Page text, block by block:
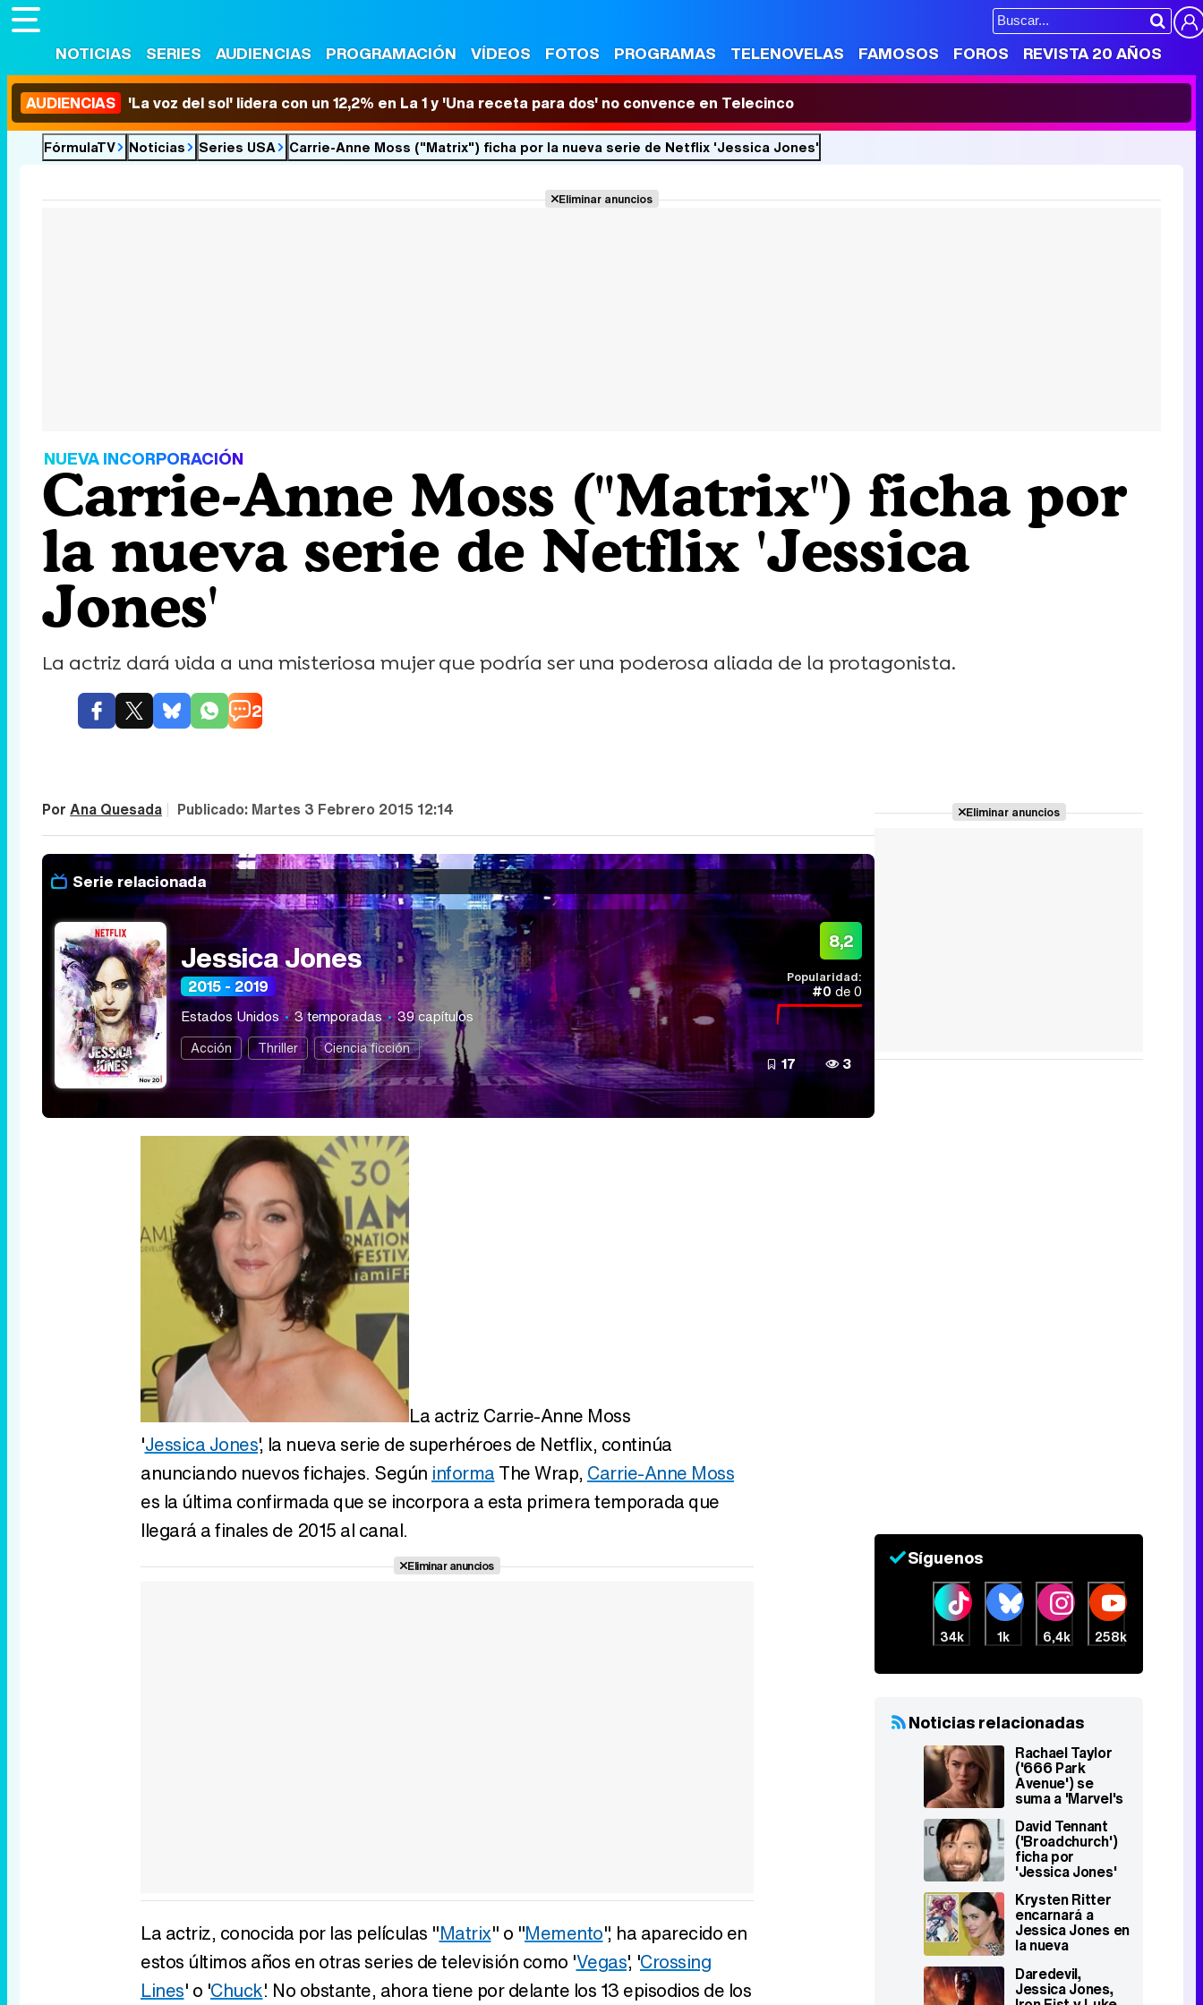
NOTICIAS SERIES AUDIENCIAS PROGRAMACIÓN VÍDEOS FOTOS PROGRAMAS TELENOVELAS FAMOSOS FOROS REVISTA 20 AÑOS
AUDIENCIAS 'La voz del sol' lidera con un 12,2% en La 1 y 'Una receta para dos' no convence en Telecinco
FórmulaTV Noticias Series USA Carrie-Anne Moss ("Matrix") ficha por la nueva serie de Netflix 'Jessica Jones'
Eliminar anuncios
NUEVA INCORPORACIÓN
Carrie-Anne Moss ("Matrix") ficha por
la nueva serie de Netflix 'Jessica
Jones'
La actriz dará vida a una misteriosa mujer que podría ser una poderosa aliada de la protagonista.
2
Por Ana Quesada | Publicado: Martes 3 Febrero 2015 12:14
Serie relacionada
Jessica Jones
2015 - 2019
Estados Unidos 3 temporadas 39 capítulos
Acción Thriller Ciencia ficción
8,2
Popularidad:
#0de 0
17 3
La actriz Carrie-Anne Moss
'Jessica Jones', la nueva serie de superhéroes de Netflix, continúa
anunciando nuevos fichajes. Según informa The Wrap, Carrie-Anne Moss
es la última confirmada que se incorpora a esta primera temporada que
llegará a finales de 2015 al canal.
Eliminar anuncios
La actriz, conocida por las películas "Matrix" o "Memento", ha aparecido en
estos últimos años en otras series de televisión como 'Vegas', 'Crossing
Lines' o 'Chuck'. No obstante, ahora tiene por delante los 13 episodios de los
Eliminar anuncios
Síguenos
34k 1k 6,4k 258k
Noticias relacionadas
Rachael Taylor
('666 Park
Avenue') se
suma a 'Marvel's
Jones'
David Tennant
('Broadchurch')
ficha por
'Jessica Jones'
Krysten Ritter
encarnará a
Jessica Jones en
la nueva
Netflix sobre el
universo Marvel
Daredevil,
Jessica Jones,